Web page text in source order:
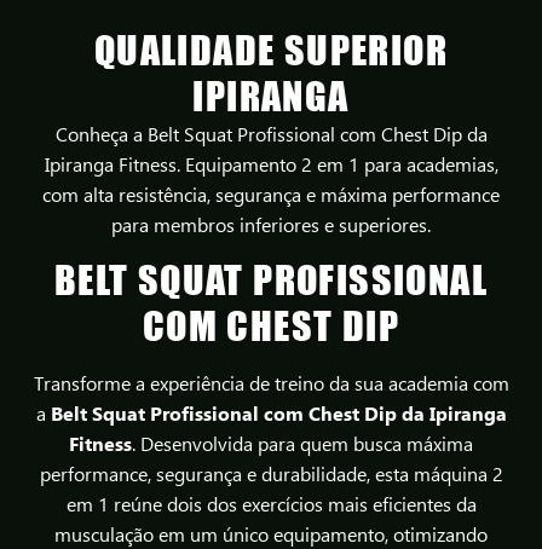
QUALIDADE SUPERIOR
IPIRANGA
Conheça a Belt Squat Profissional com Chest Dip da
Ipiranga Fitness. Equipamento 2 em 1 para academias,
com alta resistência, segurança e máxima performance
para membros inferiores e superiores.
BELT SQUAT PROFISSIONAL
COM CHEST DIP
Transforme a experiência de treino da sua academia com
a Belt Squat Profissional com Chest Dip da Ipiranga
Fitness. Desenvolvida para quem busca máxima
performance, segurança e durabilidade, esta máquina 2
em 1 reúne dois dos exercícios mais eficientes da
musculação em um único equipamento, otimizando